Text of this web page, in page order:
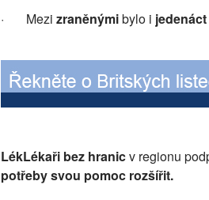
·
Mezi zraněnýmibylo i
LékLékaři bez hranicv regionu
potřeby svou pomoc rozšířit.